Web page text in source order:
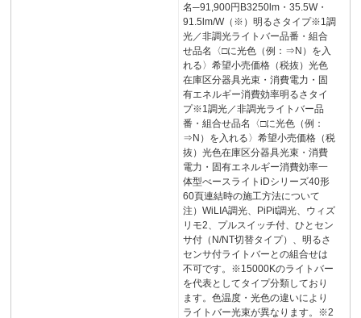
名─91,900円B3250lm・35.5W・
91.5lm/W（※）明るさタイプ※1調
光／非調光ライトバー品番・組合
せ品名〈□に光色（例：⇒N）を入
れる〉希望小売価格（税抜）光色
在庫区分器具光束・消費電力・固
有エネルギー消費効率明るさタイ
プ※1調光／非調光ライトバー品
番・組合せ品名〈□に光色（例：
⇒N）を入れる〉希望小売価格（税
抜）光色在庫区分器具光束・消費
電力・固有エネルギー消費効率一
体型べースライトiDシリーズ40形
60頁連結時の施工方法について
注）WiLIA調光、PiPit調光、ウィズ
リモ2、プルスイッチ付、ひとセン
サ付（N/NT切替タイプ）、明るさ
センサ付ライトバーとの組合せは
不可です。※15000Kのライトバー
を代表としてタイプ分類しており
ます。色温度・光色の違いにより
ライトバー光束が異なります。※2